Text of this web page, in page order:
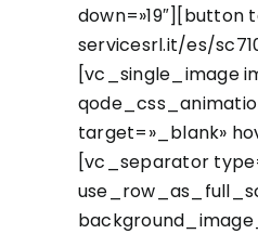
down=»19″][button
servicesrl.it/es/
[vc_single_image
target=»_blank»
[vc_separator